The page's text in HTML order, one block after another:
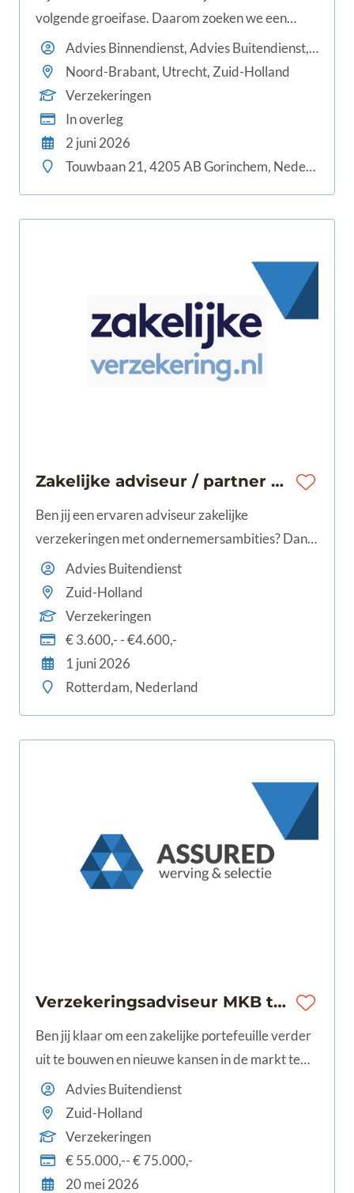
volgende groeifase. Daarom zoeken we een
nieuwe collega die energie krijgt van complexe
risico’s, maatwerkoplossingen en klantcontact (of
de ambitie heeft om zich dit eigen te maken).
Advies Binnendienst, Advies Buitendienst, Sales Ondersteuning
Noord-Brabant, Utrecht, Zuid-Holland
Verzekeringen
In overleg
2 juni 2026
Touwbaan 21, 4205 AB Gorinchem, Nederland
Zakelijke adviseur / partner zakelijkeverzekering.nl te regio Zuid-Holland / Rotterdam
Ben jij een ervaren adviseur zakelijke
verzekeringen met ondernemersambities? Dan is
dit geen standaard vacature. Bij
ZakelijkeVerzekering.nl krijg je de unieke kans
om door te groeien van medewerker naar
partner én medeondernemer.
Advies Buitendienst
Zuid-Holland
Verzekeringen
€ 3.600,- - €4.600,-
1 juni 2026
Rotterdam, Nederland
Verzekeringsadviseur MKB te Regio Drechtsteden
Ben jij klaar om een zakelijke portefeuille verder
uit te bouwen en nieuwe kansen in de markt te
benutten? Dan komen wij graag met je in contact.
Advies Buitendienst
Zuid-Holland
Verzekeringen
€ 55.000,-- € 75.000,-
20 mei 2026